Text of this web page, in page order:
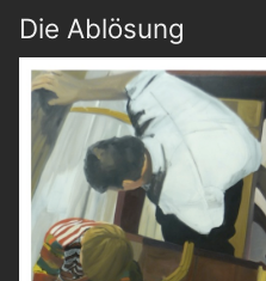
Die Ablösung